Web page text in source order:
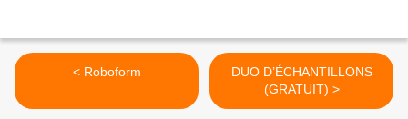
< Roboform
DUO D’ÉCHANTILLONS
(GRATUIT) >